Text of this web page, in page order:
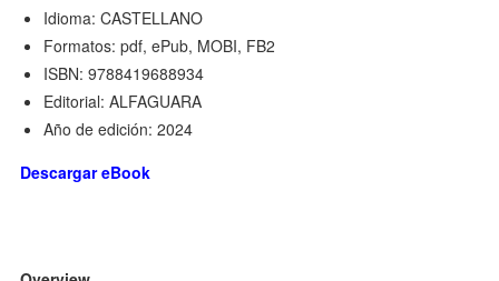
Idioma: CASTELLANO
Formatos: pdf, ePub, MOBI, FB2
ISBN: 9788419688934
Editorial: ALFAGUARA
Año de edición: 2024
Descargar eBook